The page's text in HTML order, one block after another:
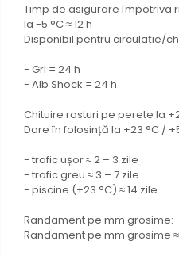
Timp de asigurare împotriva
la -5 °C ≈ 12 h
Disponibil pentru circulație/
- Gri = 24 h
- Alb Shock = 24 h
Chituire rosturi pe perete la
Dare în folosință la +23 °C /
- trafic ușor ≈ 2 – 3 zile
- trafic greu ≈ 3 – 7 zile
- piscine (+23 °C) ≈ 14 zile
Randament pe mm grosime:
Randament pe mm grosime